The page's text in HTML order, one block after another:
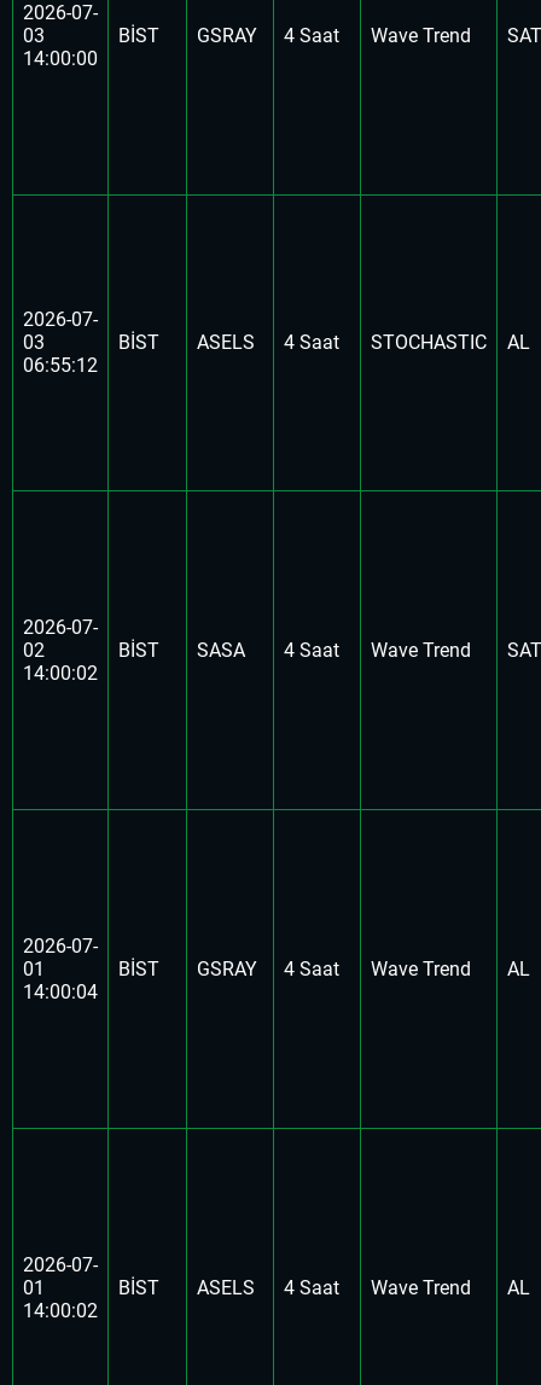
2026-07-
03
14:00:00
BİST GSRAY 4 Saat Wave Trend SAT
2026-07-
03
06:55:12
BİST ASELS 4 Saat STOCHASTIC AL
2026-07-
02
14:00:02
BİST SASA 4 Saat Wave Trend SAT
2026-07-
01
14:00:04
BİST GSRAY 4 Saat Wave Trend AL
2026-07-
01
14:00:02
BİST ASELS 4 Saat Wave Trend AL